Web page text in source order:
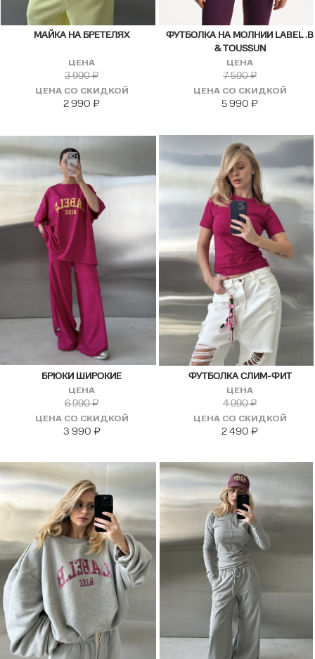
МАЙКА НА БРЕТЕЛЯХ
ЦЕНА
3 990₽
ЦЕНА СО СКИДКОЙ
2 990 ₽
ФУТБОЛКА НА МОЛНИИ LABEL .B
& TOUSSUN
ЦЕНА
7 590₽
ЦЕНА СО СКИДКОЙ
5 990 ₽
БРЮКИ ШИРОКИЕ
ЦЕНА
6 990₽
ЦЕНА СО СКИДКОЙ
3 990 ₽
ФУТБОЛКА СЛИМ-ФИТ
ЦЕНА
4 990₽
ЦЕНА СО СКИДКОЙ
2 490 ₽